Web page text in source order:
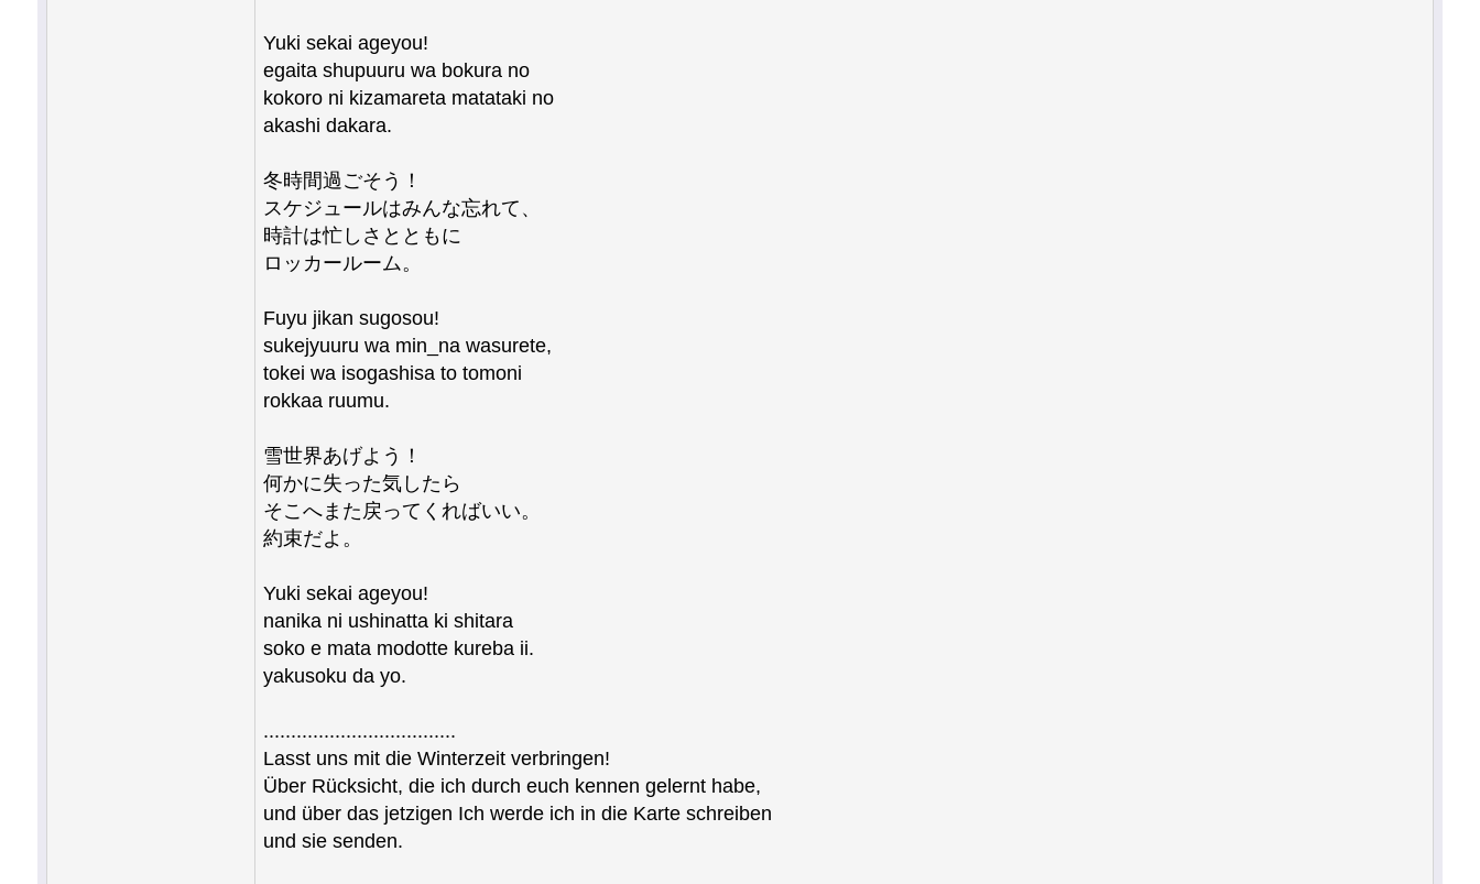
Yuki sekai ageyou!
egaita shupuuru wa bokura no
kokoro ni kizamareta matataki no
akashi dakara.
冬時間過ごそう！
スケジュールはみんな忘れて、
時計は忙しさとともに
ロッカールーム。
Fuyu jikan sugosou!
sukejyuuru wa min_na wasurete,
tokei wa isogashisa to tomoni
rokkaa ruumu.
雪世界あげよう！
何かに失った気したら
そこへまた戻ってくればいい。
約束だよ。
Yuki sekai ageyou!
nanika ni ushinatta ki shitara
soko e mata modotte kureba ii.
yakusoku da yo.
...................................
Lasst uns mit die Winterzeit verbringen!
Über Rücksicht, die ich durch euch kennen gelernt habe,
und über das jetzigen Ich werde ich in die Karte schreiben
und sie senden.